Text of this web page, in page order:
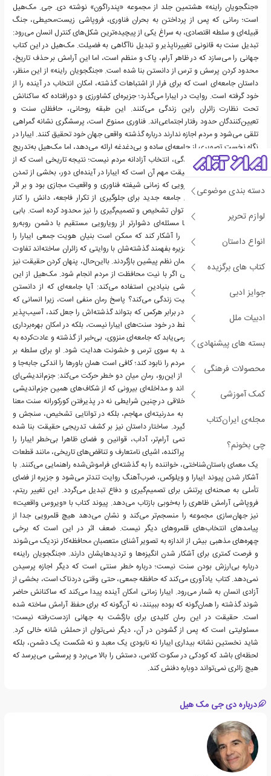
دسته بندی موضوعی
لوازم تحریر
انواع داستان
کتاب های برگزیده
جوایز ادبی
ادبیات ملل
بسته های پیشنهادی
محصولات فرهنگی
کمک آموزشی
مجله‌ی ایران‌کتاب
چی بخونم؟
«جنگجویان راینه» هشتمین جلد از مجموعه «پندراگون» نوشته دی. جی. مک‌هیل
است؛ رمانی که پس از پرداختن به بحران فناوری، فروپاشی زیست‌محیطی، جنگ
قبیله‌ای و سلطه اقتصادی، به سراغ یکی از پیچیده‌ترین شکل‌های کنترل انسان می‌رود:
تبدیل سنت به قانونی تغییرناپذیر و تبدیل ناآگاهی به فضیلت. مک‌هیل در این کتاب
جهانی را می‌سازد که در ظاهر آرام، پاک و منظم است، اما این آرامش بر حذف تاریخ،
محدود کردن پرسش و ترس از دانستن بنا شده است. «جنگجویان راینه» از این منظر،
داستان جامعه‌ای است که برای فرار از اشتباهات گذشته، امکان انتخاب در آینده را از
خود گرفته است. روایت در ایبارا می‌گذرد؛ جزیره‌ای کشاورزی و دورافتاده که ساکنانش
تحت نظارت زائران راین زندگی می‌کنند. این طبقه روحانی، حافظان سنت و
تعیین‌کنندگان حدود رفتار اجتماعی‌اند. فناوری ممنوع است، پرسشگری نشانه گمراهی
تلقی می‌شود و مردم اجازه ندارند درباره گذشته واقعی جهان خود تحقیق کنند. ایبارا در
نگاه نخست تصویری از جامعه‌ای ساده و بی‌دغدغه ارائه می‌دهد، اما مک‌هیل به‌تدریج
نشان می‌دهد که این سادگی، انتخاب آزادانه مردم نیست؛ نتیجه تاریخی است که از
آنان پنهان شده است. حقیقت مهم آن است که ایبارا در آینده‌ای دور، بخشی از تمدن
ویلوکس است؛ همان قلمرویی که زمانی شیفته فناوری و واقعیت مجازی بود و بر اثر
همان شیفتگی فروپاشید. جامعه جدید برای جلوگیری از تکرار فاجعه، دانش را کنار
گذاشته، اما همراه دانش، توان تشخیص و تصمیم‌گیری را نیز محدود کرده است. بابی
پندراگون در این جهان با مسئله‌ای دشوارتر از رویارویی مستقیم با دشمن روبه‌رو
می‌شود. او باید حقیقتی را آشکار کند که ممکن است بنیان هویت جمعی ایبارا را
متزلزل سازد. اگر ساکنان جزیره بفهمند گذشته‌شان با روایتی که زائران ساخته‌اند تفاوت
دارد، دیگر نمی‌توانند به همان نظم پیشین بازگردند. بااین‌حال، پنهان کردن حقیقت نیز
نوعی خشونت است، حتی اگر با نیت محافظت از مردم انجام شود. مک‌هیل از این
کشمکش برای طرح پرسشی بنیادین استفاده می‌کند: آیا جامعه‌ای که از دانستن
محروم است، واقعا در امنیت زندگی می‌کند؟ پاسخ رمان منفی است، زیرا انسانی که
تاریخ خود را نمی‌شناسد، در برابر هرکس که بتواند گذشته‌اش را جعل کند، آسیب‌پذیر
خواهد بود. خطر اصلی فقط در خود سنت‌های ایبارا نیست، بلکه در امکان بهره‌برداری
از آن‌هاست. سنت دین درمی‌یابد که جامعه‌ای منزوی، بی‌خبر از گذشته و عادت‌کرده به
اطاعت، به‌سادگی می‌تواند به سوی ترس و خشونت هدایت شود. او برای سلطه بر
ایبارا لازم نیست باورهای مردم را نابود کند؛ کافی است همان باورها را اندکی جابه‌جا و
علیه خودشان به کار گیرد. از این‌رو، رمان میان دو خطر حرکت می‌کند: جزم‌اندیشی‌ای
که هر تغییر را تهدید می‌داند و مداخله‌ای بیرونی که از شکاف‌های همین جزم‌اندیشی
استفاده می‌کند. عاملیت اخلاقی در چنین شرایطی نه در پذیرفتن کورکورانه سنت معنا
دارد و نه در تسلیم شدن به مدرنیته‌ای مهاجم، بلکه در توانایی تشخیص، سنجش و
انتخاب آگاهانه شکل می‌گیرد. ساختار داستان نیز بر کشف تدریجی حقیقت بنا شده
است. نیمه نخست با ریتمی آرام‌تر، آداب، قوانین و فضای ظاهرا بی‌خطر ایبارا را
معرفی می‌کند. نشانه‌های پراکنده، اشیای نامتعارف و تناقض‌های تاریخی، مانند قطعات
یک معمای باستان‌شناختی، خواننده را به گذشته‌ای فراموش‌شده راهنمایی می‌کنند. با
آشکار شدن پیوند ایبارا و ویلوکس، ضرب‌آهنگ روایت تندتر می‌شود و جزیره از فضای
تأملی به صحنه‌ای پرتنش برای تصمیم‌گیری و دفاع تبدیل می‌گردد. این تغییر ریتم،
فروپاشی آرامش ظاهری را به‌خوبی بازتاب می‌دهد. پیوند کتاب با «ویروس واقعیت»
نیز جهان‌سازی مجموعه را منسجم‌تر می‌کند و نشان می‌دهد هیچ قلمرویی جدا از
پیامدهای انتخاب‌های قلمروهای دیگر نیست. ضعف اثر در این است که برخی
چهره‌های مذهبی بیش از اندازه به تصویر آشنای متعصبان محافظه‌کار نزدیک می‌شوند
و فرصت کمتری برای آشکار شدن انگیزه‌ها و تردیدهایشان دارند. «جنگجویان راینه»
درباره بی‌ارزش بودن سنت نیست؛ درباره خطر سنتی است که دیگر اجازه پرسیدن
نمی‌دهد. کتاب یادآوری می‌کند که حافظه جمعی، حتی وقتی دردناک است، بخشی از
آزادی انسان به شمار می‌رود. ایبارا زمانی امکان آینده پیدا می‌کند که ساکنانش حاضر
شوند گذشته را همان‌گونه که بوده ببینند، نه آن‌گونه که برای حفظ آرامش ساخته شده
است. حقیقت در این رمان کلیدی برای بازگشت به جهانی ازدست‌رفته نیست؛
مسئولیتی است که پس از گشودن در آن، دیگر نمی‌توان از حملش شانه خالی کرد.
شاید نخستین نشانه بیداری ایبارا نه نابودی یک معبد و نه شکست یک دشمن، بلکه
لحظه‌ای باشد که کودکی در سکوت کلاس، دستش را بالا می‌برد و پرسشی می‌پرسد که
هیچ زائری نمی‌تواند دوباره دفنش کند.
درباره دی جی مک هیل